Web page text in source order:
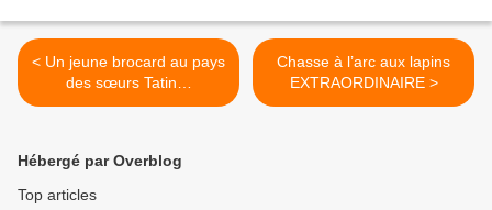
< Un jeune brocard au pays
des sœurs Tatin…
Chasse à l’arc aux lapins
EXTRAORDINAIRE >
Hébergé par Overblog
Top articles